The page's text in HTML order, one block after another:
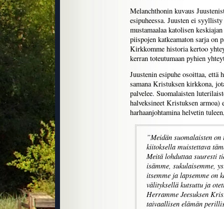
Melanchthonin kuvaus
esipuheessa. Juusten ei
mustamaalaa katolisen
piispojen katkeamaton sarja on
Kirkkomme historia kertoo
kerran toteutumaan pyhien
Juustenin esipuhe osoittaa, että
samana Kristuksen kirkkona,
palvelee. Suomalaisten
halveksineet Kristuksen
harhaanjohtamina helvetin
”Meidän suomalaisten
kiitoksella muistettava
Meitä lohduttaa suuresti
isämme, sukulaisemme,
itsemme ja lapsemme on
välityksellä kutsuttu ja
Herramme Jeesuksen
taivaallisen elämän